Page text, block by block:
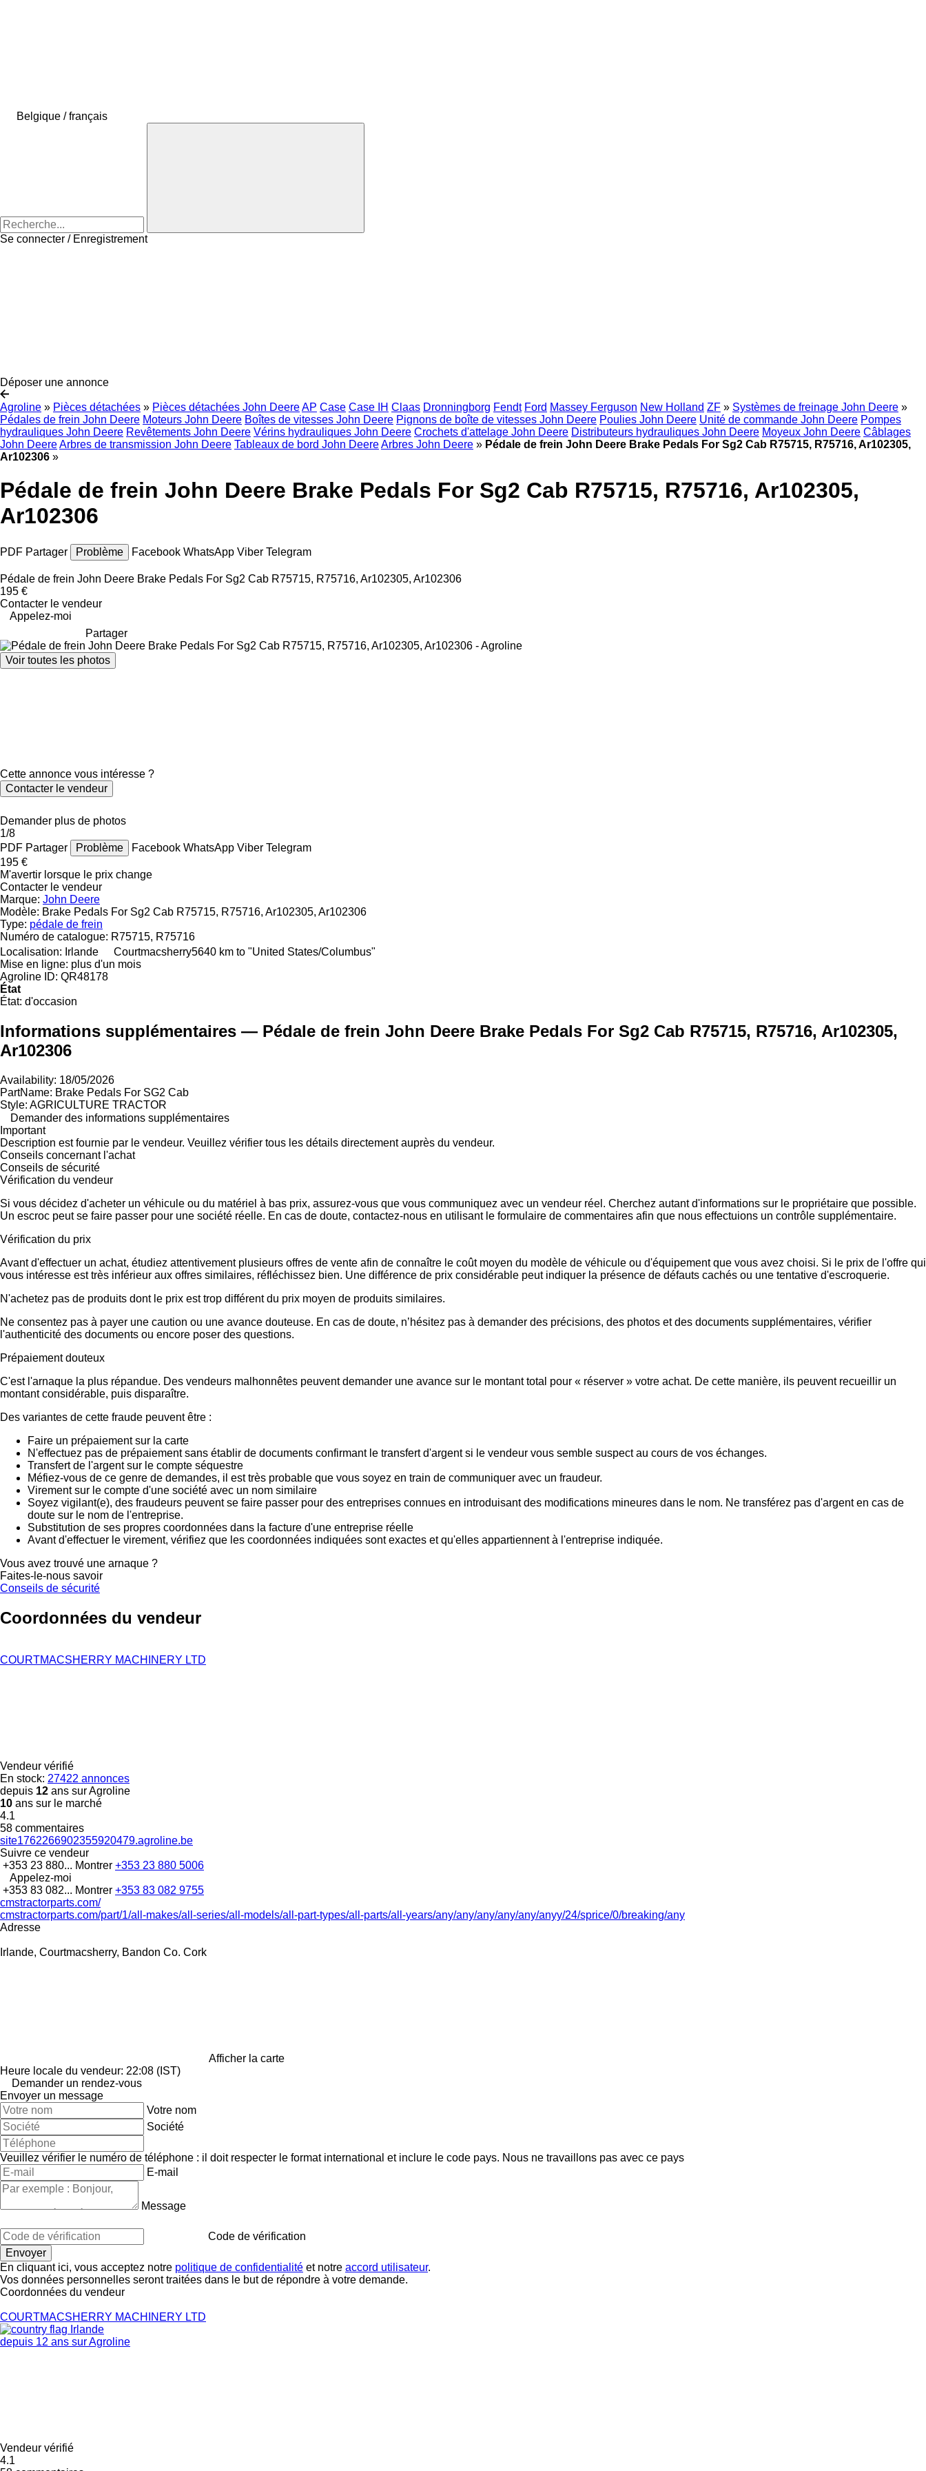
Belgique / français
Se connecter / Enregistrement
Déposer une annonce
Agroline » Pièces détachées » Pièces détachées John DeereAP Case Case IH Claas Dronningborg Fendt Ford Massey Ferguson New Holland ZF » Systèmes de freinage John Deere »
Pédales de frein John Deere Moteurs John Deere Boîtes de vitesses John Deere Pignons de boîte de vitesses John Deere Poulies John Deere Unité de commande John Deere Pompes
hydrauliques John Deere Revêtements John Deere Vérins hydrauliques John Deere Crochets d'attelage John Deere Distributeurs hydrauliques John Deere Moyeux John Deere Câblages
John DeereArbres de transmission John Deere Tableaux de bord John DeereArbres John Deere » Pédale de frein John Deere Brake Pedals For Sg2 Cab R75715, R75716, Ar102305,
Ar102306 »
Pédale de frein John Deere Brake Pedals For Sg2 Cab R75715, R75716, Ar102305,
Ar102306
PDF Partager Problème Facebook WhatsApp Viber Telegram
Pédale de frein John Deere Brake Pedals For Sg2 Cab R75715, R75716, Ar102305, Ar102306
195 €
Contacter le vendeur
Appelez-moi
Partager
Voir toutes les photos
Cette annonce vous intéresse ?
Contacter le vendeur
Demander plus de photos
1/8
PDF Partager Problème Facebook WhatsApp Viber Telegram
195 €
M'avertir lorsque le prix change
Contacter le vendeur
Marque: John Deere
Modèle: Brake Pedals For Sg2 Cab R75715, R75716, Ar102305, Ar102306
Type: pédale de frein
Numéro de catalogue: R75715, R75716
Localisation: Irlande Courtmacsherry5640 km to "United States/Columbus"
Mise en ligne: plus d'un mois
Agroline ID: QR48178
État
État: d'occasion
Informations supplémentaires — Pédale de frein John Deere Brake Pedals For Sg2 Cab R75715, R75716, Ar102305,
Ar102306
Availability: 18/05/2026
PartName: Brake Pedals For SG2 Cab
Style: AGRICULTURE TRACTOR
Demander des informations supplémentaires
Important
Description est fournie par le vendeur. Veuillez vérifier tous les détails directement auprès du vendeur.
Conseils concernant l'achat
Conseils de sécurité
Vérification du vendeur
Si vous décidez d'acheter un véhicule ou du matériel à bas prix, assurez-vous que vous communiquez avec un vendeur réel. Cherchez autant d'informations sur le propriétaire que possible.
Un escroc peut se faire passer pour une société réelle. En cas de doute, contactez-nous en utilisant le formulaire de commentaires afin que nous effectuions un contrôle supplémentaire.
Vérification du prix
Avant d'effectuer un achat, étudiez attentivement plusieurs offres de vente afin de connaître le coût moyen du modèle de véhicule ou d'équipement que vous avez choisi. Si le prix de l'offre qui
vous intéresse est très inférieur aux offres similaires, réfléchissez bien. Une différence de prix considérable peut indiquer la présence de défauts cachés ou une tentative d'escroquerie.
N'achetez pas de produits dont le prix est trop différent du prix moyen de produits similaires.
Ne consentez pas à payer une caution ou une avance douteuse. En cas de doute, n’hésitez pas à demander des précisions, des photos et des documents supplémentaires, vérifier
l'authenticité des documents ou encore poser des questions.
Prépaiement douteux
C'est l'arnaque la plus répandue. Des vendeurs malhonnêtes peuvent demander une avance sur le montant total pour « réserver » votre achat. De cette manière, ils peuvent recueillir un
montant considérable, puis disparaître.
Des variantes de cette fraude peuvent être :
Faire un prépaiement sur la carte
N'effectuez pas de prépaiement sans établir de documents confirmant le transfert d'argent si le vendeur vous semble suspect au cours de vos échanges.
Transfert de l'argent sur le compte séquestre
Méfiez-vous de ce genre de demandes, il est très probable que vous soyez en train de communiquer avec un fraudeur.
Virement sur le compte d'une société avec un nom similaire
Soyez vigilant(e), des fraudeurs peuvent se faire passer pour des entreprises connues en introduisant des modifications mineures dans le nom. Ne transférez pas d'argent en cas de
doute sur le nom de l'entreprise.
Substitution de ses propres coordonnées dans la facture d'une entreprise réelle
Avant d'effectuer le virement, vérifiez que les coordonnées indiquées sont exactes et qu'elles appartiennent à l'entreprise indiquée.
Vous avez trouvé une arnaque ?
Faites-le-nous savoir
Conseils de sécurité
Coordonnées du vendeur
COURTMACSHERRY MACHINERY LTD
Vendeur vérifié
En stock: 27422 annonces
depuis 12 ans sur Agroline
10 ans sur le marché
4.1
58 commentaires
site1762266902355920479.agroline.be
Suivre ce vendeur
+353 23 880... Montrer +353 23 880 5006
Appelez-moi
+353 83 082... Montrer +353 83 082 9755
cmstractorparts.com/
cmstractorparts.com/part/1/all-makes/all-series/all-models/all-part-types/all-parts/all-years/any/any/any/any/any/anyy/24/sprice/0/breaking/any
Adresse
Irlande, Courtmacsherry, Bandon Co. Cork
Afficher la carte
Heure locale du vendeur: 22:08 (IST)
Demander un rendez-vous
Envoyer un message
Votre nom
Société
Veuillez vérifier le numéro de téléphone : il doit respecter le format international et inclure le code pays. Nous ne travaillons pas avec ce pays
E-mail
Message
Code de vérification
En cliquant ici, vous acceptez notre politique de confidentialité et notre accord utilisateur.
Vos données personnelles seront traitées dans le but de répondre à votre demande.
Coordonnées du vendeur
COURTMACSHERRY MACHINERY LTD
Irlande
depuis 12 ans sur Agroline
Vendeur vérifié
4.1